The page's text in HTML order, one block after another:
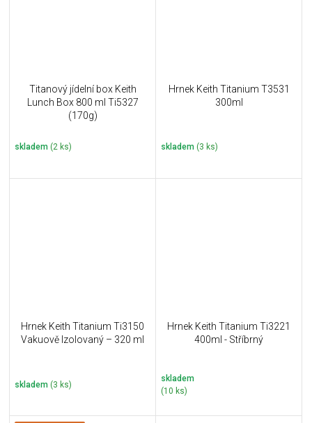
Titanový jídelní box Keith
Lunch Box 800 ml Ti5327
(170g)
skladem (2 ks)
Hrnek Keith Titanium T3531
300ml
skladem (3 ks)
Hrnek Keith Titanium Ti3150
Vakuově Izolovaný – 320 ml
skladem (3 ks)
Hrnek Keith Titanium Ti3221
400ml - Stříbrný
skladem
(10 ks)